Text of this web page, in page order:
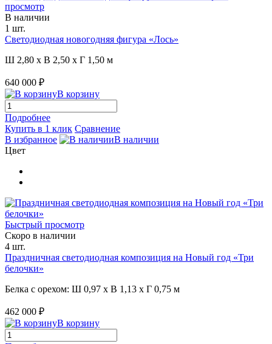
просмотр
В наличии
1 шт.
Светодиодная новогодняя фигура «Лось»
Ш 2,80 x В 2,50 x Г 1,50 м
640 000 ₽
В корзину
Подробнее
Купить в 1 клик Сравнение
В избранное
В наличии
Цвет
Быстрый просмотр
Скоро в наличии
4 шт.
Праздничная светодиодная композиция на Новый год «Три
белочки»
Белка с орехом: Ш 0,97 x В 1,13 x Г 0,75 м
462 000 ₽
В корзину